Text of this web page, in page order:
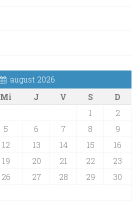
august 2026
Mi J V S
D
1
2
5 6 7 8
9
12 13 14 15
16
19 20 21 22
23
26 27 28 29
30